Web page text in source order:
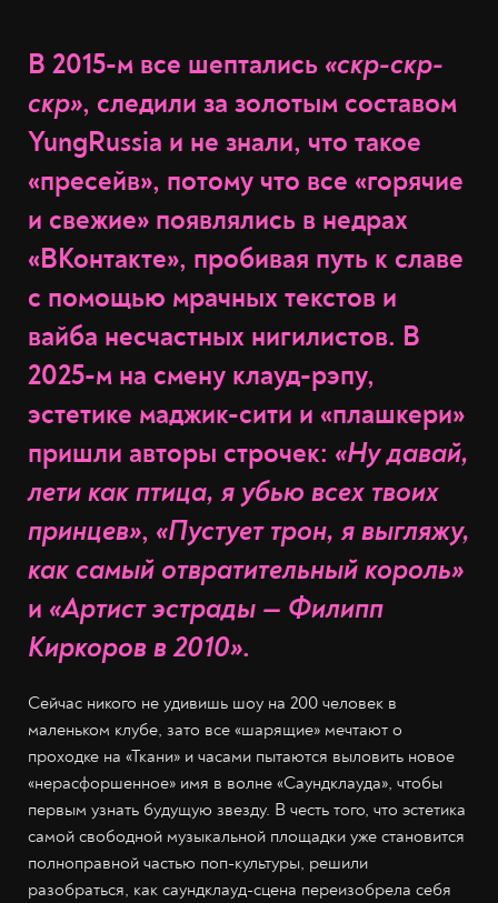
В 2015-м все шептались «скр-скр-
скр», следили за золотым составом
YungRussia и не знали, что такое
«пресейв», потому что все «горячие
и свежие» появлялись в недрах
«ВКонтакте», пробивая путь к славе
с помощью мрачных текстов и
вайба несчастных нигилистов. В
2025-м на смену клауд-рэпу,
эстетике маджик-сити и «плашкери»
пришли авторы строчек: «Ну давай,
лети как птица, я убью всех твоих
принцев», «Пустует трон, я выгляжу,
как самый отвратительный король»
и «Артист эстрады — Филипп
Киркоров в 2010».
Сейчас никого не удивишь шоу на 200 человек в
маленьком клубе, зато все «шарящие» мечтают о
проходке на «Ткани» и часами пытаются выловить новое
«нерасфоршенное» имя в волне «Саундклауда», чтобы
первым узнать будущую звезду. В честь того, что эстетика
самой свободной музыкальной площадки уже становится
полноправной частью поп-культуры, решили
разобраться, как саундклауд-сцена переизобрела себя